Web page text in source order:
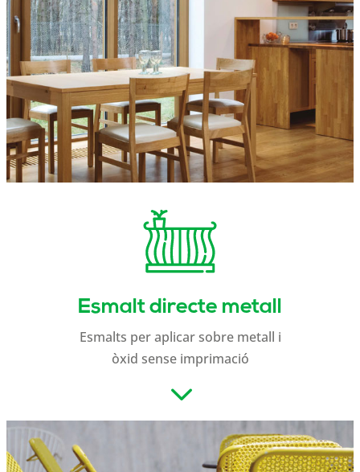
Esmalt directe metall
Esmalts per aplicar sobre metall i
òxid sense imprimació
3